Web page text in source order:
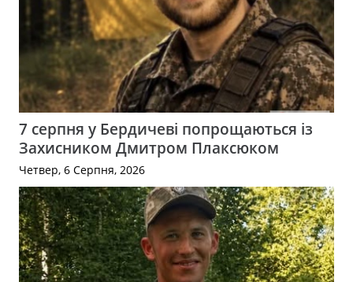
7 серпня у Бердичеві попрощаються із
Захисником Дмитром Плаксюком
Четвер, 6 Серпня, 2026